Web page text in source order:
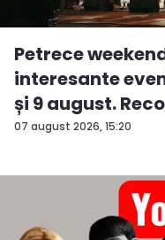
07 august 2026, 15:20
Petrece
interesante
și 9 august.